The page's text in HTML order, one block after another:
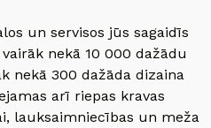
un servisos jūs sagaidīs
nekā 10 000 dažādu
nekā 300 dažāda dizaina
arī riepas kravas
lauksaimniecības un meža